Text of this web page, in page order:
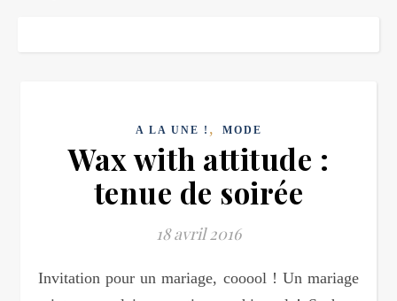
A LA UNE ! , MODE
Wax with attitude :
tenue de soirée
18 avril 2016
Invitation pour un mariage, cooool ! Un mariage